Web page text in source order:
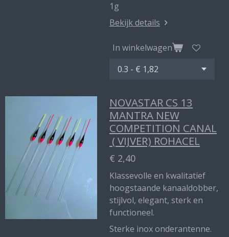
1g
Bekijk details
In winkelwagen
NOVASTAR CS 13
MANTRA NEW
COMPETITION CANAL
( VIJVER) ROHACEL
€ 2,40
Klassevolle en kwalitatief
hoogstaande kanaaldobber,
stijlvol, elegant, sterk en
functioneel.
Sterke inox onderantenne.